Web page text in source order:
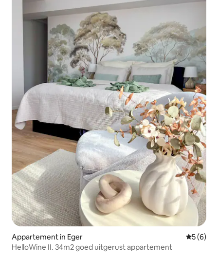
Appartement in Eger
5 (6)
HelloWine II. 34m2 goed uitgerust appartement